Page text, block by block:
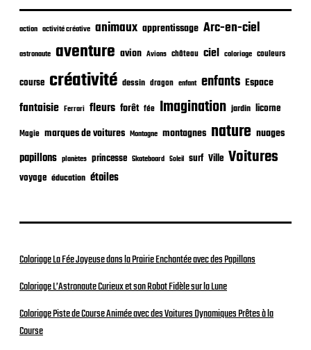
l
i
a
i
n
action activité créative animaux apprentissage Arc-en-ciel
astronaute aventure avion Avions château ciel coloriage couleurs
course créativité dessin dragon enfant enfants Espace
fantaisie Ferrari fleurs forêt fée Imagination jardin licorne
Magie marques de voitures Montagne montagnes nature nuages
papillons planètes princesse Skateboard Soleil surf Ville Voitures
voyage éducation étoiles
Coloriage La Fée Joyeuse dans la Prairie Enchantée avec des Papillons
Coloriage L’Astronaute Curieux et son Robot Fidèle sur la Lune
Coloriage Piste de Course Animée avec des Voitures Dynamiques Prêtes à la
Course